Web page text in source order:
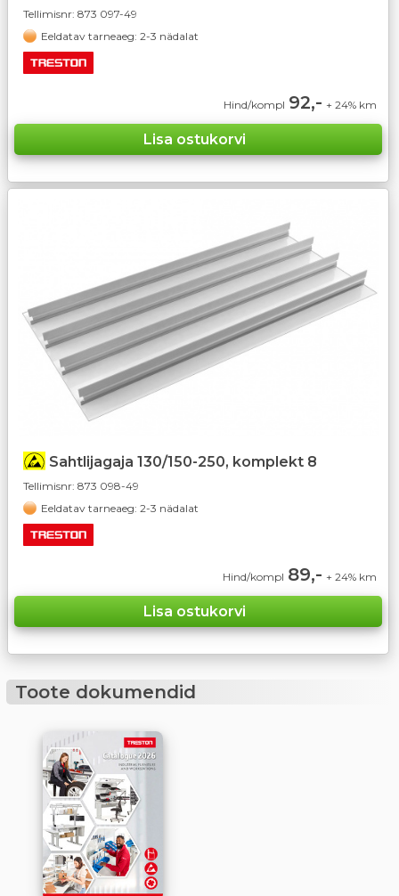
Tellimisnr: 873 097-49
Eeldatav tarneaeg: 2-3 nädalat
Hind/kompl 92,- + 24% km
Sahtlijagaja 130/150-250, komplekt 8
Tellimisnr: 873 098-49
Eeldatav tarneaeg: 2-3 nädalat
Hind/kompl 89,- + 24% km
Toote dokumendid